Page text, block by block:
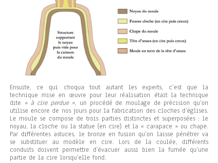
Ensuite, ce qui choqua tout autant les experts, c’est que la
technique mise en œuvre pour leur réalisation était la technique
dite « à cire perdue », un procédé de moulage de précision qu’on
utilise encore de nos jours pour la fabrication des cloches d’églises.
Le moule se compose de trois parties distinctes et superposées : le
noyau, la cloche ou la statue (en cire) et la « carapace » ou chape.
Par différentes astuces, le bronze en fusion qu’on laisse pénétrer va
se substituer au modèle en cire. Lors de la coulée, différents
conduits doivent permettre d’évacuer aussi bien la fumée qu’une
partie de la cire lorsqu’elle fond.